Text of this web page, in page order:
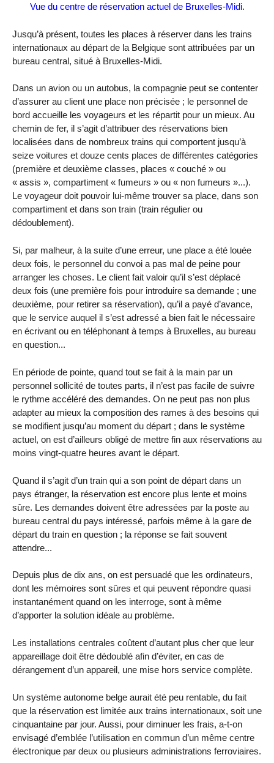
Vue du centre de réservation actuel de Bruxelles-Midi.
Jusqu’à présent, toutes les places à réserver dans les trains
internationaux au départ de la Belgique sont attribuées par un
bureau central, situé à Bruxelles-Midi.
Dans un avion ou un autobus, la compagnie peut se contenter
d’assurer au client une place non précisée ; le personnel de
bord accueille les voyageurs et les répartit pour un mieux. Au
chemin de fer, il s’agit d’attribuer des réservations bien
localisées dans de nombreux trains qui comportent jusqu’à
seize voitures et douze cents places de différentes catégories
(première et deuxième classes, places « couché » ou
« assis », compartiment « fumeurs » ou « non fumeurs »...).
Le voyageur doit pouvoir lui-même trouver sa place, dans son
compartiment et dans son train (train régulier ou
dédoublement).
Si, par malheur, à la suite d’une erreur, une place a été louée
deux fois, le personnel du convoi a pas mal de peine pour
arranger les choses. Le client fait valoir qu’il s’est déplacé
deux fois (une première fois pour introduire sa demande ; une
deuxième, pour retirer sa réservation), qu’il a payé d’avance,
que le service auquel il s’est adressé a bien fait le nécessaire
en écrivant ou en téléphonant à temps à Bruxelles, au bureau
en question...
En période de pointe, quand tout se fait à la main par un
personnel sollicité de toutes parts, il n’est pas facile de suivre
le rythme accéléré des demandes. On ne peut pas non plus
adapter au mieux la composition des rames à des besoins qui
se modifient jusqu’au moment du départ ; dans le système
actuel, on est d’ailleurs obligé de mettre fin aux réservations au
moins vingt-quatre heures avant le départ.
Quand il s’agit d’un train qui a son point de départ dans un
pays étranger, la réservation est encore plus lente et moins
sûre. Les demandes doivent être adressées par la poste au
bureau central du pays intéressé, parfois même à la gare de
départ du train en question ; la réponse se fait souvent
attendre...
Depuis plus de dix ans, on est persuadé que les ordinateurs,
dont les mémoires sont sûres et qui peuvent répondre quasi
instantanément quand on les interroge, sont à même
d’apporter la solution idéale au problème.
Les installations centrales coûtent d’autant plus cher que leur
appareillage doit être dédoublé afin d’éviter, en cas de
dérangement d’un appareil, une mise hors service complète.
Un système autonome belge aurait été peu rentable, du fait
que la réservation est limitée aux trains internationaux, soit une
cinquantaine par jour. Aussi, pour diminuer les frais, a-t-on
envisagé d’emblée l’utilisation en commun d’un même centre
électronique par deux ou plusieurs administrations ferroviaires.